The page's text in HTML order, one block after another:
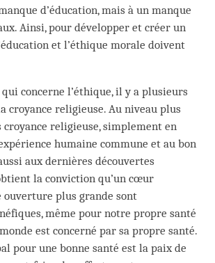
d’éducation, mais à un manque
Ainsi, pour développer et créer un
et l’éthique morale doivent
concerne l’éthique, il y a plusieurs
croyance religieuse. Au niveau plus
croyance religieuse, simplement en
humaine commune et au bon
aux dernières découvertes
la conviction qu’un cœur
ouverture plus grande sont
même pour notre propre santé
est concerné par sa propre santé.
pour une bonne santé est la paix de